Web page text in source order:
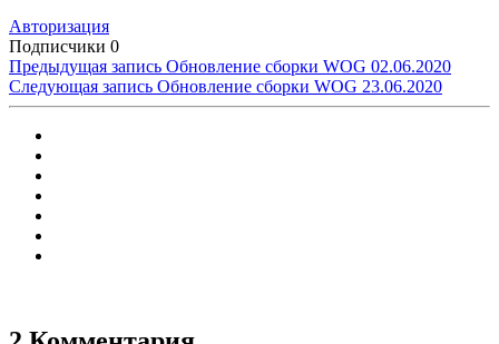
Авторизация
Подписчики 0
Предыдущая запись Обновление сборки WOG 02.06.2020
Следующая запись Обновление сборки WOG 23.06.2020